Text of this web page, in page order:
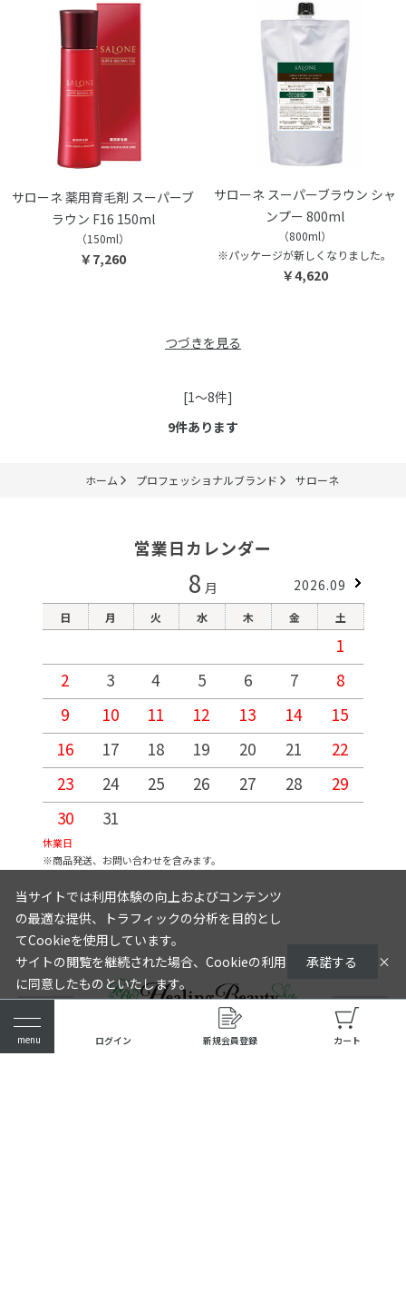
ログイン 新規会員登録 カート
サローネ 薬用育毛剤 スーパーブ
ラウン F16 150ml
（150ml）
￥7,260
サローネ スーパーブラウン シャ
ンプー 800ml
（800ml）
※パッケージが新しくなりました。
￥4,620
つづきを見る
[1～8件]
9件あります
ホーム プロフェッショナルブランド サローネ
営業日カレンダー
8 月 2026.09
日 月 火 水 木 金 土
1
2
3 4 5 6 7
8
9
10 11 12 13 14
15
16
17 18 19 20 21
22
23
24 25 26 27 28
29
30
31
休業日
※商品発送、お問い合わせを含みます。
当サイトでは利用体験の向上およびコンテンツ
の最適な提供、トラフィックの分析を目的とし
てCookieを使用しています。
サイトの閲覧を継続された場合、Cookieの利用
に同意したものといたします。
詳細については
をご確認く
ださい。
承諾する ×